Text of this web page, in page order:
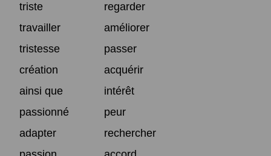
triste
regarder
travailler
améliorer
tristesse
passer
création
acquérir
ainsi que
intérêt
passionné
peur
adapter
rechercher